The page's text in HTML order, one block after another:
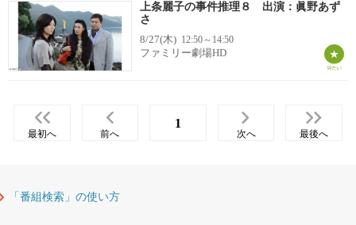
上条麗子の事件推理８ 出演：眞野あず
さ
8/27(木) 12:50～14:50
ファミリー劇場HD
最初へ 前へ
1
次へ 最後へ
「番組検索」の使い方